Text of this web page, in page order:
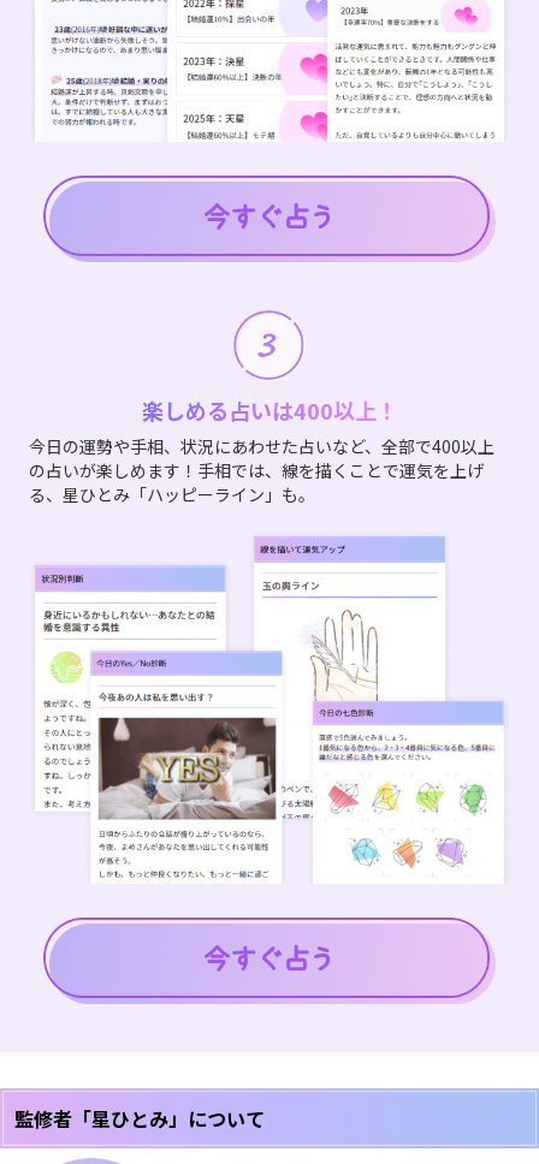
楽しめる占いは400以上！
今日の運勢や手相、状況にあわせた占いなど、全部で400以上
の占いが楽しめます！手相では、線を描くことで運気を上げ
る、星ひとみ「ハッピーライン」も。
監修者「星ひとみ」について